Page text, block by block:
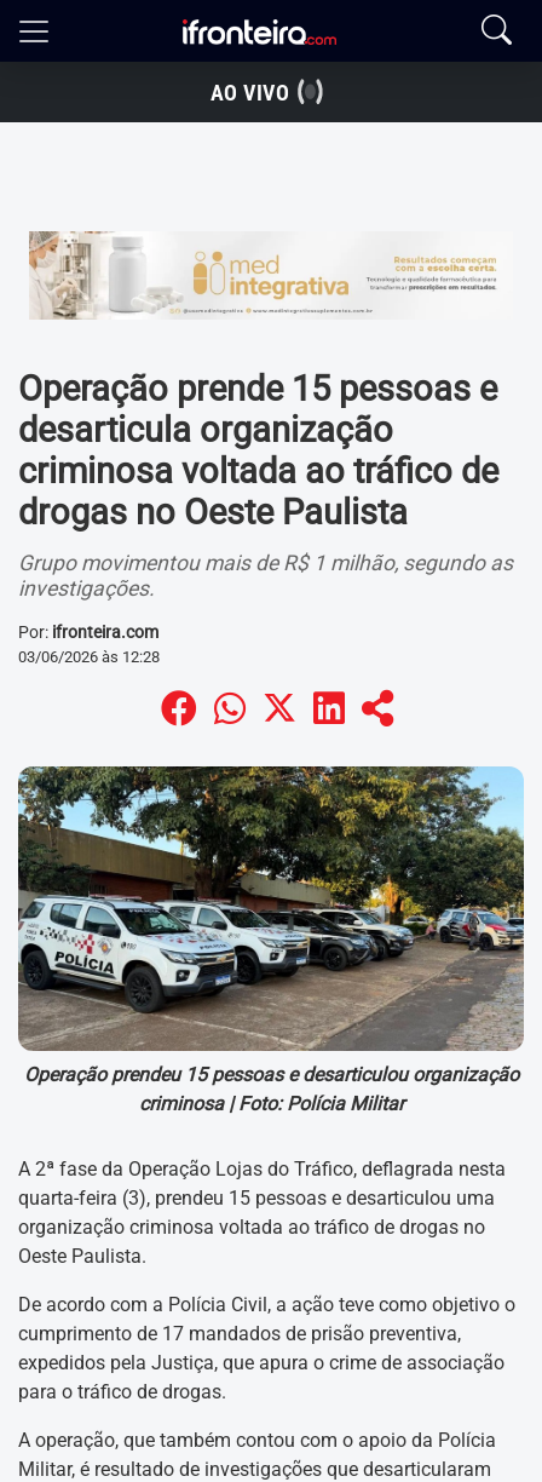
AO VIVO
Operação prende 15 pessoas e
desarticula organização
criminosa voltada ao tráfico de
drogas no Oeste Paulista
Grupo movimentou mais de R$ 1 milhão, segundo as
investigações.
Por: ifronteira.com
03/06/2026 às 12:28
Operação prendeu 15 pessoas e desarticulou organização
criminosa | Foto: Polícia Militar
A 2ª fase da Operação Lojas do Tráfico, deflagrada nesta
quarta-feira (3), prendeu 15 pessoas e desarticulou uma
organização criminosa voltada ao tráfico de drogas no
Oeste Paulista.
De acordo com a Polícia Civil, a ação teve como objetivo o
cumprimento de 17 mandados de prisão preventiva,
expedidos pela Justiça, que apura o crime de associação
para o tráfico de drogas.
A operação, que também contou com o apoio da Polícia
Militar, é resultado de investigações que desarticularam